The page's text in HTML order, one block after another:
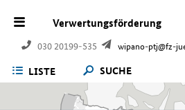
Verwertungsförderung
030 20199-535 wipano-ptj@fz-
LISTE SUCHE